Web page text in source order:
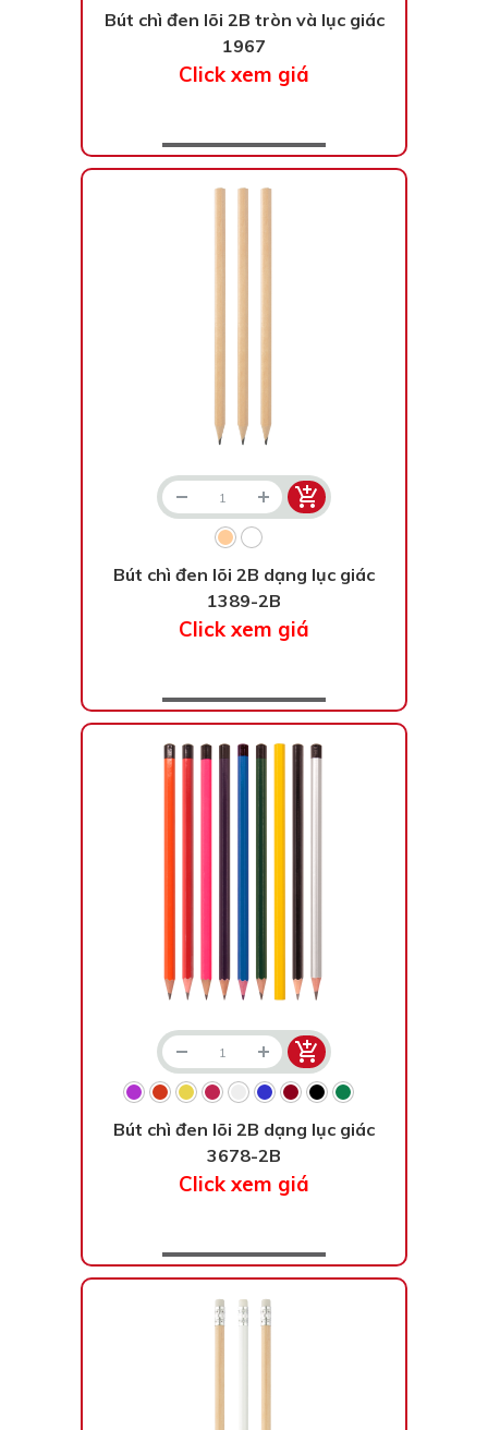
Bút chì đen lõi 2B tròn và lục giác
1967
Click xem giá
Bút chì đen lõi 2B dạng lục giác
1389-2B
Click xem giá
Bút chì đen lõi 2B dạng lục giác
3678-2B
Click xem giá